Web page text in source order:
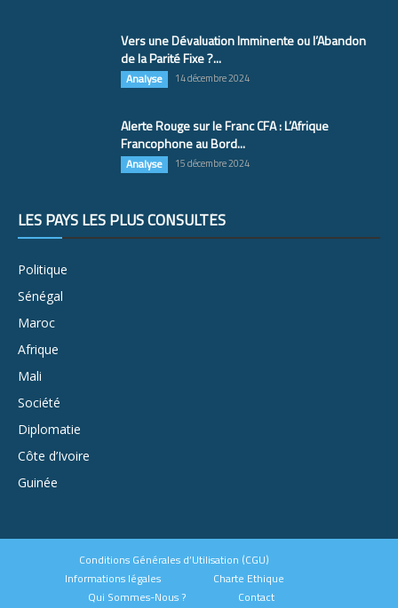
Vers une Dévaluation Imminente ou l’Abandon
de la Parité Fixe ?...
Analyse 14 décembre 2024
Alerte Rouge sur le Franc CFA : L’Afrique
Francophone au Bord...
Analyse 15 décembre 2024
LES PAYS LES PLUS CONSULTÉS
Politique
Sénégal
Maroc
Afrique
Mali
Société
Diplomatie
Côte d’Ivoire
Guinée
Conditions Générales d’Utilisation (CGU)
Informations légales
Charte Ethique
Qui Sommes-Nous ?
Contact